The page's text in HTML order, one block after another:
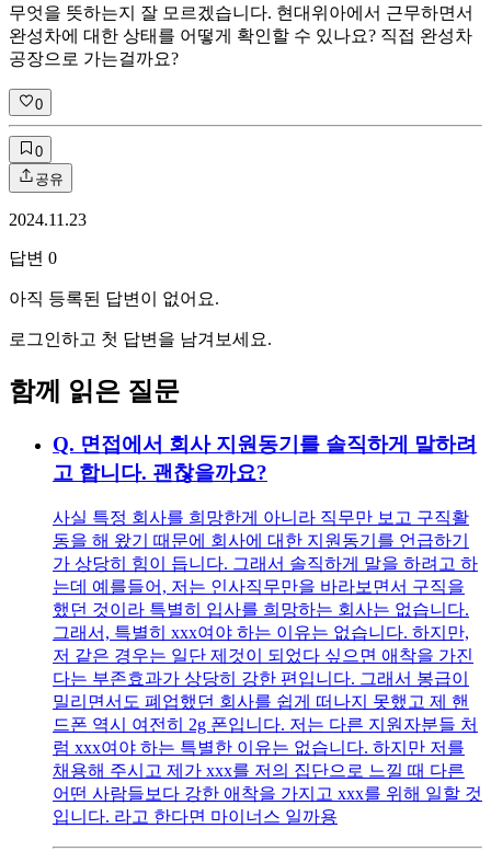
무엇을 뜻하는지 잘 모르겠습니다. 현대위아에서 근무하면서
완성차에 대한 상태를 어떻게 확인할 수 있나요? 직접 완성차
공장으로 가는걸까요?
0
0
공유
2024.11.23
답변 0
아직 등록된 답변이 없어요.
로그인하고 첫 답변을 남겨보세요.
함께 읽은 질문
Q. 면접에서 회사 지원동기를 솔직하게 말하려
고 합니다. 괜찮을까요?
사실 특정 회사를 희망한게 아니라 직무만 보고 구직활
동을 해 왔기 때문에 회사에 대한 지원동기를 언급하기
가 상당히 힘이 듭니다. 그래서 솔직하게 말을 하려고 하
는데 예를들어, 저는 인사직무만을 바라보면서 구직을
했던 것이라 특별히 입사를 희망하는 회사는 없습니다.
그래서, 특별히 xxx여야 하는 이유는 없습니다. 하지만,
저 같은 경우는 일단 제것이 되었다 싶으면 애착을 가진
다는 부존효과가 상당히 강한 편입니다. 그래서 봉급이
밀리면서도 폐업했던 회사를 쉽게 떠나지 못했고 제 핸
드폰 역시 여전히 2g 폰입니다. 저는 다른 지원자분들 처
럼 xxx여야 하는 특별한 이유는 없습니다. 하지만 저를
채용해 주시고 제가 xxx를 저의 집단으로 느낄 때 다른
어떤 사람들보다 강한 애착을 가지고 xxx를 위해 일할 것
입니다. 라고 한다면 마이너스 일까용